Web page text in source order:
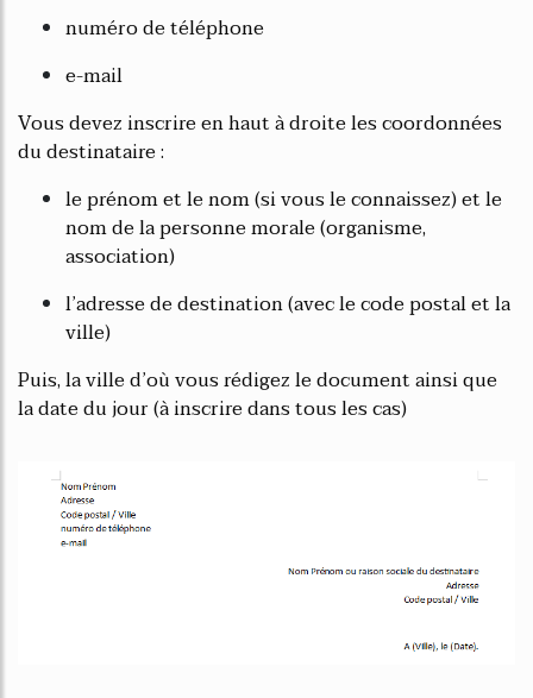
numéro de téléphone
e-mail
Vous devez inscrire en haut à droite les coordonnées
du destinataire :
le prénom et le nom (si vous le connaissez) et le
nom de la personne morale (organisme,
association)
l’adresse de destination (avec le code postal et la
ville)
Puis, la ville d’où vous rédigez le document ainsi que
la date du jour (à inscrire dans tous les cas)